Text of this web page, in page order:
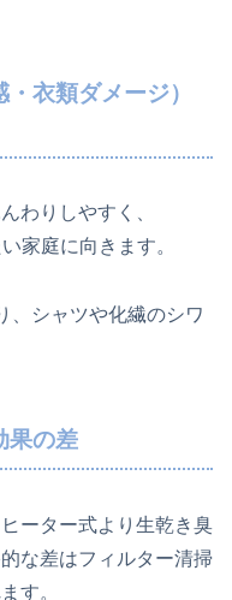
衣類ダメージ）
わりしやすく、
家庭に向きます。
、シャツや化繊のシワ
果の差
ーター式より生乾き臭
な差はフィルター清掃
す。